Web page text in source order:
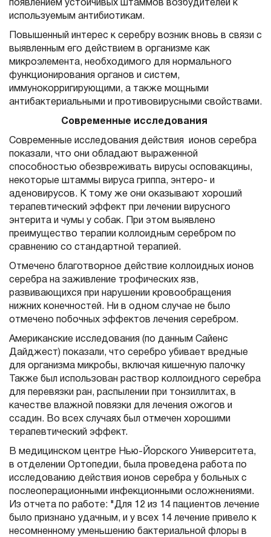
появлением устойчивых штаммов возбудителей к
используемым антибиотикам.
Повышенный интерес к серебру возник вновь в связи с
выявленным его действием в организме как
микроэлемента, необходимого для нормального
функционирования органов и систем,
иммунокорригирующими, а также мощными
антибактериальными и противовирусными свойствами.
Современные исследования
Современные исследования действия ионов серебра
показали, что они обладают выраженной
способностью обезвреживать вирусы осповакцины,
некоторые штаммы вируса гриппа, энтеро- и
аденовирусов. К тому же они оказывают хороший
терапевтический эффект при лечении вирусного
энтерита и чумы у собак. При этом выявлено
преимущество терапии коллоидным серебром по
сравнению со стандартной терапией.
Отмечено благотворное действие коллоидных ионов
серебра на заживление трофических язв,
развивающихся при нарушении кровообращения
нижних конечностей. Ни в одном случае не было
отмечено побочных эффектов лечения серебром.
Американские исследования (по данным Сайенс
Дайджест) показали, что серебро убивает вредные
для организма микробы, включая кишечную палочку
Также был использован раствор коллоидного серебра
для перевязки ран, распылении при тонзиллитах, в
качестве влажной повязки для лечения ожогов и
ссадин. Во всех случаях был отмечен хорошими
терапевтический эффект.
В медицинском центре Нью-Йорского Университета,
в отделении Ортопедии, была проведена работа по
исследованию действия ионов серебра у больных с
послеоперационными инфекционными осложнениями.
Из отчета по работе: "Для 12 из 14 пациентов лечение
было признано удачным, и у всех 14 лечение привело к
несомненному уменьшению бактериальной флоры в